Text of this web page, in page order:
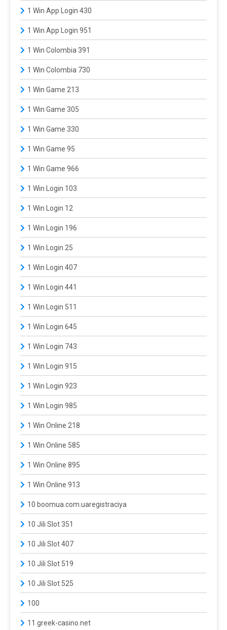
1 Win App Login 430
1 Win App Login 951
1 Win Colombia 391
1 Win Colombia 730
1 Win Game 213
1 Win Game 305
1 Win Game 330
1 Win Game 95
1 Win Game 966
1 Win Login 103
1 Win Login 12
1 Win Login 196
1 Win Login 25
1 Win Login 407
1 Win Login 441
1 Win Login 511
1 Win Login 645
1 Win Login 743
1 Win Login 915
1 Win Login 923
1 Win Login 985
1 Win Online 218
1 Win Online 585
1 Win Online 895
1 Win Online 913
10 boomua.com.uaregistraciya
10 Jili Slot 351
10 Jili Slot 407
10 Jili Slot 519
10 Jili Slot 525
100
11 greek-casino.net